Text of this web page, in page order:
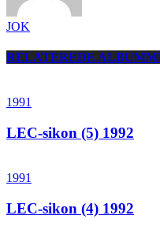
JOK
RELATEREDE
1991
LEC-sikon (5) 1992
1991
LEC-sikon (4) 1992